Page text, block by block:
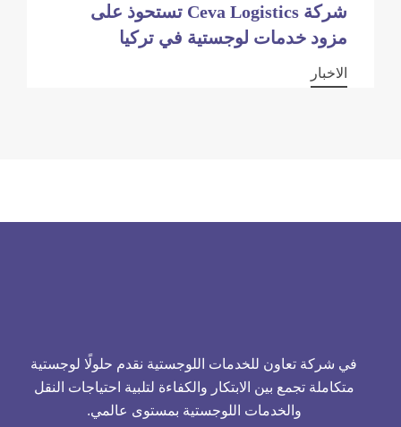
شركة Ceva Logistics تستحوذ على
مزود خدمات لوجستية في تركيا
الاخبار
في شركة تعاون للخدمات اللوجستية نقدم حلولًا لوجستية
متكاملة تجمع بين الابتكار والكفاءة لتلبية احتياجات النقل
والخدمات اللوجستية بمستوى عالمي.